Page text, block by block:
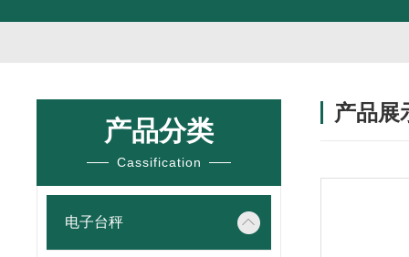
产品分类
Cassification
电子台秤
产品展